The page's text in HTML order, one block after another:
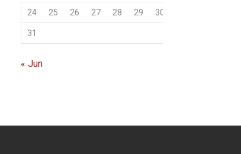
24 25 26 27 28 29 30
31
« Jun